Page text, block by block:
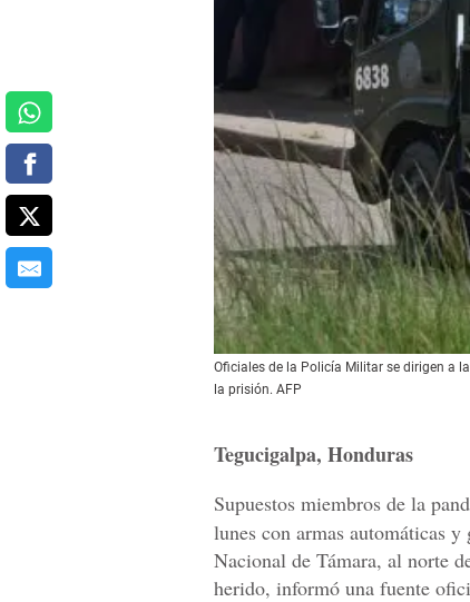
Oficiales de la Policía Militar se dirigen a
la prisión. AFP
Tegucigalpa, Honduras
Supuestos miembros de la
lunes con armas automáticas y
Nacional de Támara, al norte
herido, informó una fuente